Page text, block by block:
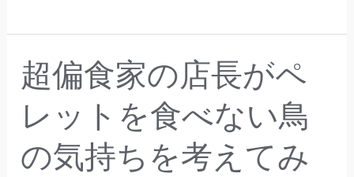
い
鳥
の
気
持
ち
超偏食家の店長がペ
レットを食べない鳥
の気持ちを考えてみ
超
偏
の